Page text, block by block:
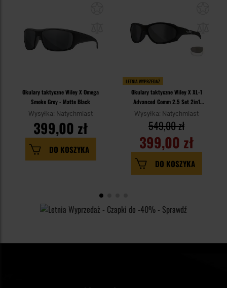
Okulary taktyczne Wiley X Omega
Smoke Grey - Matte Black
Wysyłka: Natychmiast
399,00 zł
DO KOSZYKA
LETNIA WYPRZEDAŻ
Okulary taktyczne Wiley X XL-1
Advanced Comm 2.5 Set 2in1
Grey/Clear - Matte Black
Wysyłka: Natychmiast
399,00 zł
549,00 zł
DO KOSZYKA